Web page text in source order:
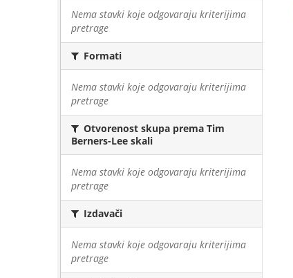
Nema stavki koje odgovaraju kriterijima
pretrage
Formati
Nema stavki koje odgovaraju kriterijima
pretrage
Otvorenost skupa prema Tim
Berners-Lee skali
Nema stavki koje odgovaraju kriterijima
pretrage
Izdavači
Nema stavki koje odgovaraju kriterijima
pretrage